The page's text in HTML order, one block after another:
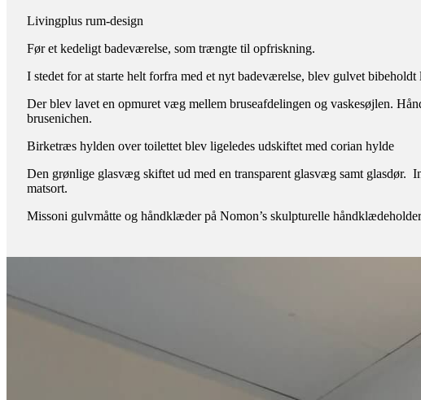
Livingplus rum-design
Før et kedeligt badeværelse, som trængte til opfriskning.
I stedet for at starte helt forfra med et nyt badeværelse, blev gulvet bibeholdt
Der blev lavet en opmuret væg mellem bruseafdelingen og vaskesøjlen.
brusenichen.
Birketræs hylden over toilettet blev ligeledes udskiftet med corian hylde
Den grønlige glasvæg skiftet ud med en transparent glasvæg samt glasdør.
matsort.
Missoni gulvmåtte og håndklæder på Nomon’s skulpturelle